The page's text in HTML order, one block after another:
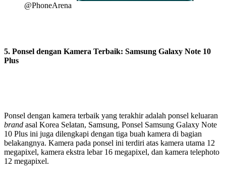
@PhoneArena
5. Ponsel dengan Kamera Terbaik: Samsung Galaxy Note 10
Plus
Ponsel dengan kamera terbaik yang terakhir adalah ponsel keluaran
brand asal Korea Selatan, Samsung, Ponsel Samsung Galaxy Note
10 Plus ini juga dilengkapi dengan tiga buah kamera di bagian
belakangnya. Kamera pada ponsel ini terdiri atas kamera utama 12
megapixel, kamera ekstra lebar 16 megapixel, dan kamera telephoto
12 megapixel.